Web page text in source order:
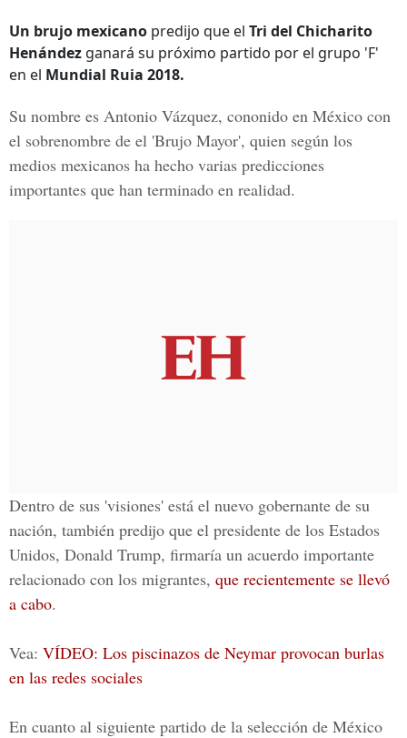
Un brujo mexicano predijo que el Tri del Chicharito
Henández ganará su próximo partido por el grupo 'F'
en el Mundial Ruia 2018.
Su nombre es Antonio Vázquez, cononido en México con
el sobrenombre de el 'Brujo Mayor', quien según los
medios mexicanos ha hecho varias predicciones
importantes que han terminado en realidad.
Dentro de sus 'visiones' está el nuevo gobernante de su
nación, también predijo que el presidente de los Estados
Unidos, Donald Trump, firmaría un acuerdo importante
relacionado con los migrantes, que recientemente se llevó
a cabo.
Vea: VÍDEO: Los piscinazos de Neymar provocan burlas
en las redes sociales
En cuanto al siguiente partido de la selección de México